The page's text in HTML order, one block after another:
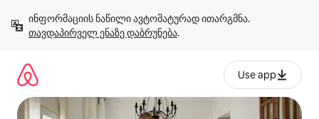
გადასვლა
თავდაპირველ ენაზე დაბრუნება.
Use app